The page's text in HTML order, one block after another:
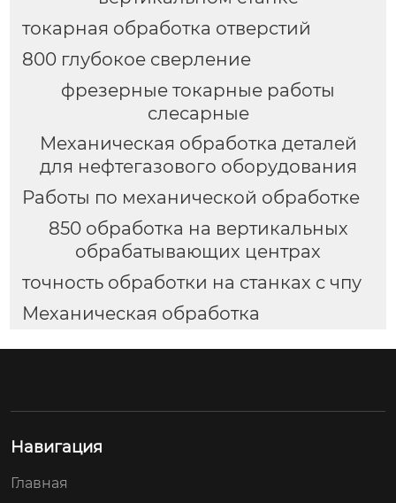
токарная обработка отверстий
800 глубокое сверление
фрезерные токарные работы
слесарные
Механическая обработка деталей
для нефтегазового оборудования
Работы по механической обработке
850 обработка на вертикальных
обрабатывающих центрах
точность обработки на станках с чпу
Механическая обработка
Навигация
Главная